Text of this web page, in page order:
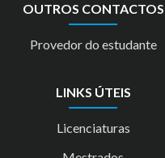
OUTROS CONTACTOS
Provedor do estudante
LINKS ÚTEIS
Licenciaturas